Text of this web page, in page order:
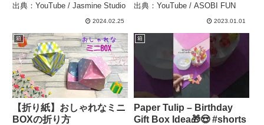
#youtubeshorts#art
出典：YouTube / Jasmine Studio
2024.02.25
Orimgami Secret Box
出典：YouTube / ASOBI FUN
2023.01.01
箱
【折り紙】おしゃれなミニ
BOXの折り方
箱
Paper Tulip – Birthday
Gift Box Idea🎁😍 #shorts